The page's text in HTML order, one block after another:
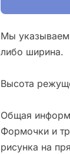
Мы
либо ширина.
Высота
Общая
Формочки и
рисунка на